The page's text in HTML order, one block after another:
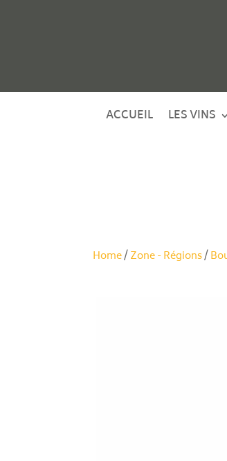
ACCUEIL LES VINS
Home/Zone - Régions/